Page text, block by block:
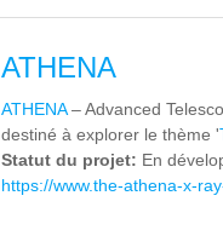
ATHENA
ATHENA– Advanced
destiné à explorer le thème '
Statut du projet: En
https://www.the-athena-x-